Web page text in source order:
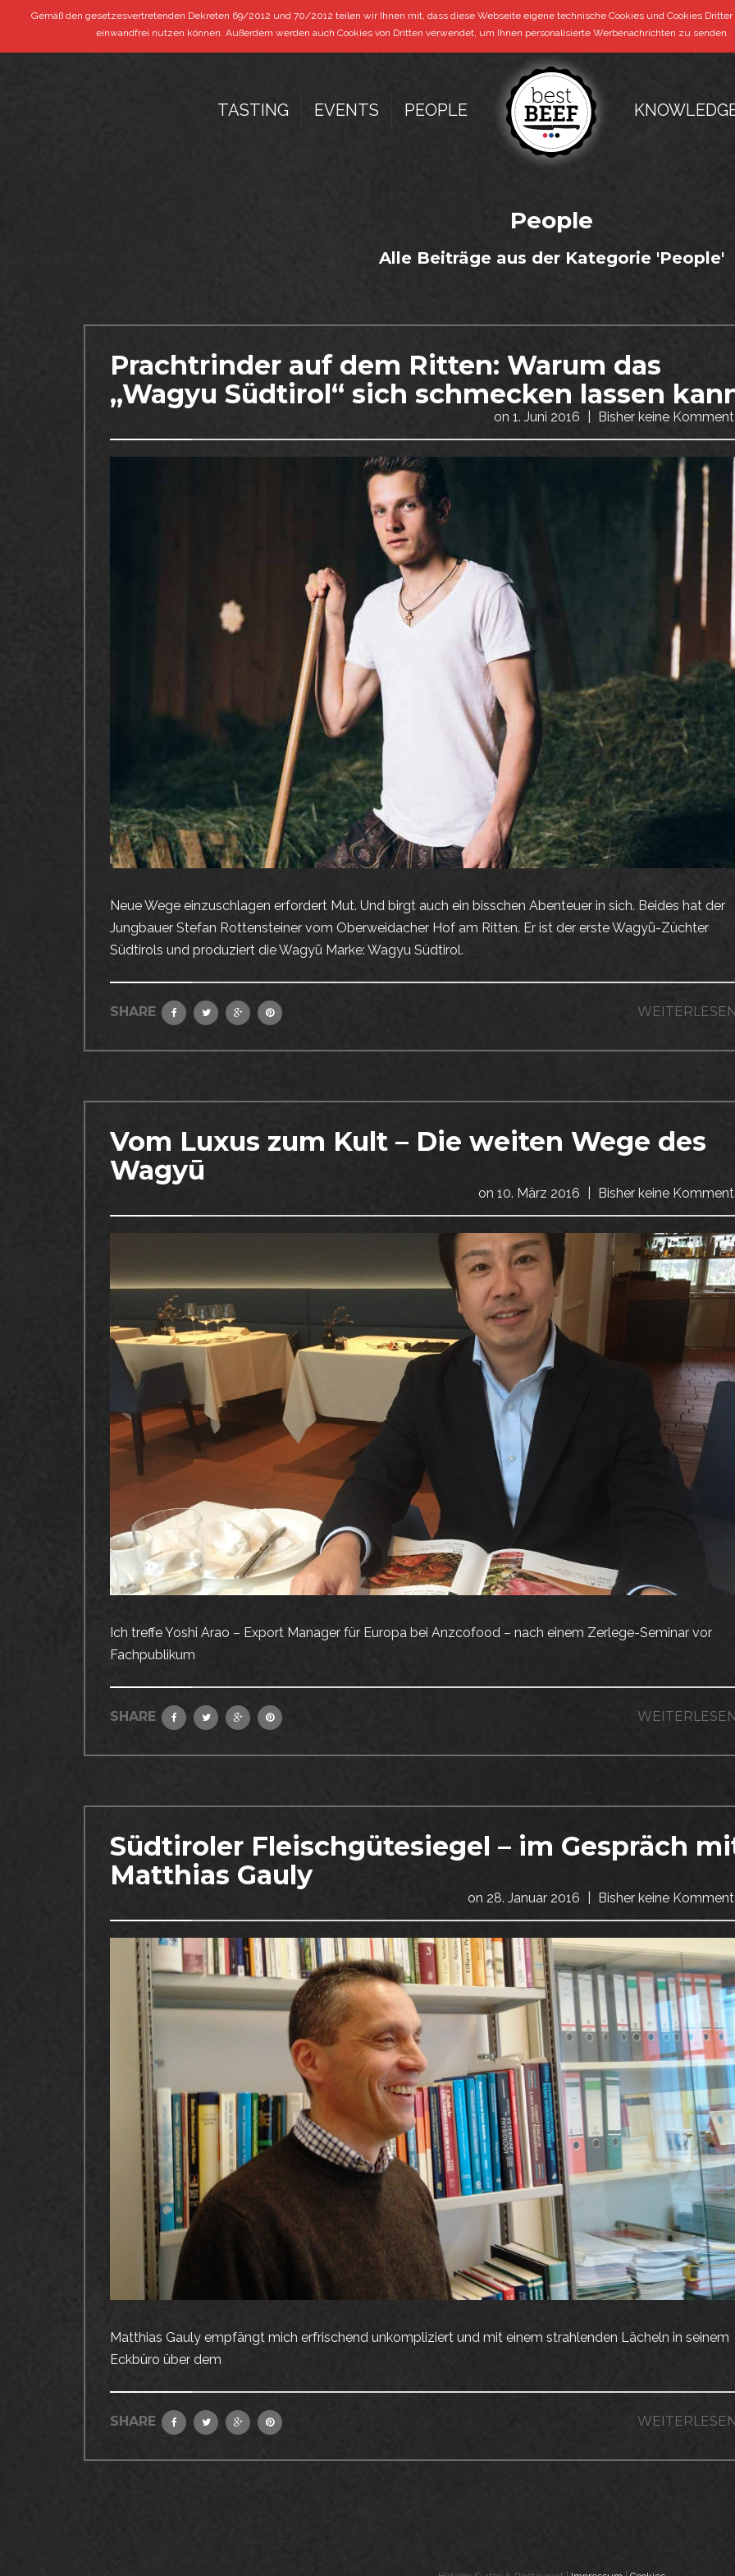
+39 0473 292 292 | info@bestbeef.it
TASTING EVENTS PEOPLE
People
Alle Beiträge aus der Kategorie 'People'
Prachtrinder auf dem Ritten: Warum das
„Wagyu Südtirol“ sich schmecken lassen
on 1. Juni 2016 Bisher keine
Neue Wege einzuschlagen erfordert Mut. Und birgt auch ein bisschen Abenteuer in sich. Beides hat der
Jungbauer Stefan Rottensteiner vom Oberweidacher Hof am Ritten. Er ist der erste Wagyū-Züchter
Südtirols und produziert die Wagyū Marke: Wagyu Südtirol.
SHARE
Vom Luxus zum Kult – Die weiten Wege des
Wagyū
on 10. März 2016 Bisher keine
Ich treffe Yoshi Arao – Export Manager für Europa bei Anzcofood – nach einem Zerlege-Seminar vor
Fachpublikum
SHARE
Südtiroler Fleischgütesiegel – im Gespräch
Matthias Gauly
on 28. Januar 2016 Bisher keine
Matthias Gauly empfängt mich erfrischend unkompliziert und mit einem strahlenden Lächeln in seinem
Eckbüro über dem
SHARE
Gemäß den gesetzesvertretenden Dekreten 69/2012 und 70/2012 teilen wir Ihnen mit, dass diese Webseite eigene technische Cookies und Cookies
einwandfrei nutzen können. Außerdem werden auch Cookies von Dritten verwendet, um Ihnen personalisierte Werbenachrichten zu senden.